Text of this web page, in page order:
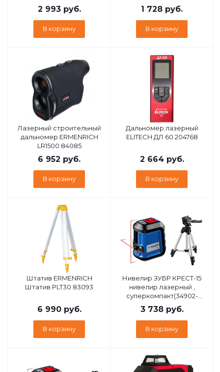
2 993руб.
В корзину
1 728 руб.
В корзину
Лазерный строительный
дальномер ERMENRICH
LR1500 84085
6 952 руб.
В корзину
Дальномер лазерный
ELITECH ДЛ 60 204768
2 664руб.
В корзину
Штатив ERMENRICH
Штатив PLT30 83093
6 990руб.
В корзину
Нивелир ЗУБР КРЕСТ-15
нивелир лазерный ,
суперкомпакт(34902-
3_z01)
3 738руб.
В корзину